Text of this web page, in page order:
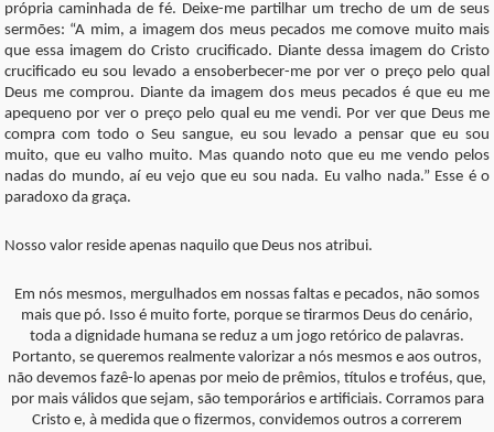
própria caminhada de fé. Deixe-me partilhar um trecho de um de seus
sermões: “A mim, a imagem dos meus pecados me comove muito mais
que essa imagem do Cristo crucificado. Diante dessa imagem do Cristo
crucificado eu sou levado a ensoberbecer-me por ver o preço pelo qual
Deus me comprou. Diante da imagem dos meus pecados é que eu me
apequeno por ver o preço pelo qual eu me vendi. Por ver que Deus me
compra com todo o Seu sangue, eu sou levado a pensar que eu sou
muito, que eu valho muito. Mas quando noto que eu me vendo pelos
nadas do mundo, aí eu vejo que eu sou nada. Eu valho nada.” Esse é o
paradoxo da graça.
Nosso valor reside apenas naquilo que Deus nos atribui.
Em nós mesmos, mergulhados em nossas faltas e pecados, não somos
mais que pó. Isso é muito forte, porque se tirarmos Deus do cenário,
toda a dignidade humana se reduz a um jogo retórico de palavras.
Portanto, se queremos realmente valorizar a nós mesmos e aos outros,
não devemos fazê-lo apenas por meio de prêmios, títulos e troféus, que,
por mais válidos que sejam, são temporários e artificiais. Corramos para
Cristo e, à medida que o fizermos, convidemos outros a correrem